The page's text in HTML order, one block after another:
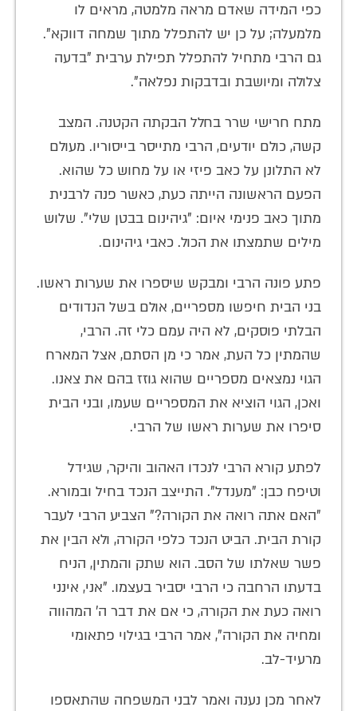
כפי המידה שאדם מראה מלמטה, מראים לו
מלמעלה; על כן יש להתפלל מתוך שמחה דווקא".
גם הרבי מתחיל להתפלל תפילת ערבית "בדעה
צלולה ומיושבת ובדבקות נפלאה".
מתח חרישי שרר בחלל הבקתה הקטנה. המצב
קשה, כולם יודעים, הרבי מתייסר בייסוריו. מעולם
לא התלונן על כאב פיזי או על מחוש כל שהוא.
הפעם הראשונה הייתה כעת, כאשר פנה לרבנית
מתוך כאב פנימי איום: "גיהינום בבטן שלי". שלוש
מילים שתמצתו את הכול. כאבי גיהינום.
פתע פונה הרבי ומבקש שיספרו את שערות ראשו.
בני הבית חיפשו מספריים, אולם בשל הנדודים
הבלתי פוסקים, לא היה עמם כלי זה. הרבי,
שהמתין כל העת, אמר כי מן הסתם, אצל המארח
הגוי נמצאים מספריים שהוא גוזז בהם את צאנו.
ואכן, הגוי הוציא את המספריים שעמו, ובני הבית
סיפרו את שערות ראשו של הרבי.
לפתע קורא הרבי לנכדו האהוב והיקר, שגידל
וטיפח כבן: "מענדל". התייצב הנכד בחיל ובמורא.
"האם אתה רואה את הקורה?" הצביע הרבי לעבר
קורת הבית. הביט הנכד כלפי הקורה, ולא הבין את
פשר שאלתו של הסב. הוא שתק והמתין, הניח
בדעתו הרחבה כי הרבי יסביר בעצמו. "אני, אינני
רואה כעת את הקורה, כי אם את דבר ה' המהווה
ומחיה את הקורה", אמר הרבי בגילוי פתאומי
מרעיד-לב.
לאחר מכן נענה ואמר לבני המשפחה שהתאספו